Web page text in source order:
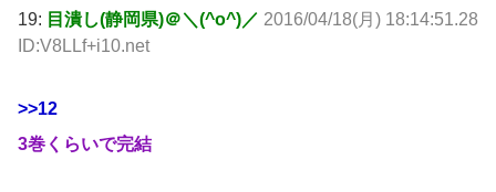
19: 目潰し(静岡県)＠＼(^o^)／ 2016/04/18(月) 18:14:51.28
ID:V8LLf+i10.net
>>12
3巻くらいで完結